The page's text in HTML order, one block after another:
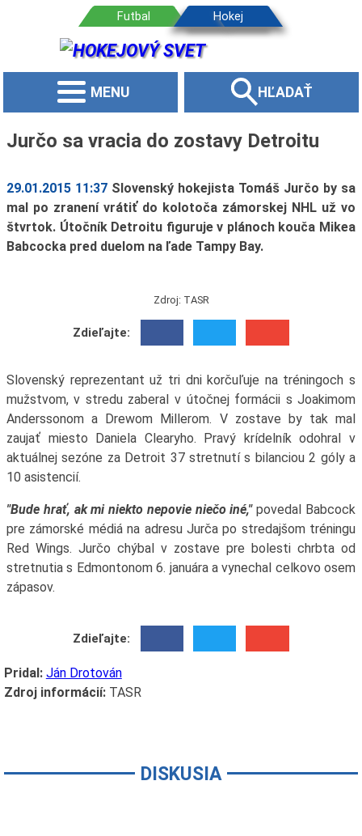
MENU HĽADAŤ
Jurčo sa vracia do zostavy Detroitu
29.01.2015 11:37 Slovenský hokejista Tomáš Jurčo by sa
mal po zranení vrátiť do kolotoča zámorskej NHL už vo
štvrtok. Útočník Detroitu figuruje v plánoch kouča Mikea
Babcocka pred duelom na ľade Tampy Bay.
Zdroj: TASR
Zdieľajte:
Slovenský reprezentant už tri dni korčuľuje na tréningoch s
mužstvom, v stredu zaberal v útočnej formácii s Joakimom
Anderssonom a Drewom Millerom. V zostave by tak mal
zaujať miesto Daniela Clearyho. Pravý krídelník odohral v
aktuálnej sezóne za Detroit 37 stretnutí s bilanciou 2 góly a
10 asistencií.
"Bude hrať, ak mi niekto nepovie niečo iné,"povedal Babcock
pre zámorské médiá na adresu Jurča po stredajšom tréningu
Red Wings. Jurčo chýbal v zostave pre bolesti chrbta od
stretnutia s Edmontonom 6. januára a vynechal celkovo osem
zápasov.
Zdieľajte:
Pridal: Ján Drotován
Zdroj informácií:TASR
DISKUSIA